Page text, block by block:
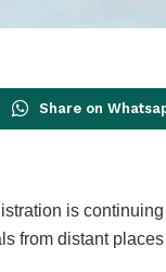
Share on
is
from distant